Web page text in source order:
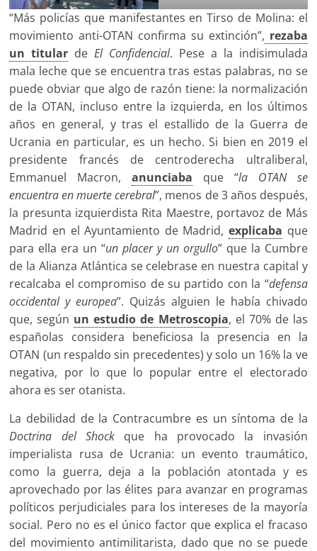
“Más policías que manifestantes en Tirso de Molina: el
movimiento anti-OTAN confirma su extinción”, rezaba
un titular deEl Confidencial. Pese a la indisimulada
mala leche que se encuentra tras estas palabras, no se
puede obviar que algo de razón tiene: la normalización
de la OTAN, incluso entre la izquierda, en los últimos
años en general, y tras el estallido de la Guerra de
Ucrania en particular, es un hecho. Si bien en 2019 el
presidente francés de centroderecha ultraliberal,
Emmanuel Macron,anunciaba que “la OTAN se
encuentra en muerte cerebral”, menos de 3 años después,
la presunta izquierdista Rita Maestre, portavoz de Más
Madrid en el Ayuntamiento de Madrid, explicaba que
para ella era un “un placer y un orgullo” que la Cumbre
de la Alianza Atlántica se celebrase en nuestra capital y
recalcaba el compromiso de su partido con la “defensa
occidental y europea”. Quizás alguien le había chivado
que, según un estudio de Metroscopia, el 70% de las
españolas considera beneficiosa la presencia en la
OTAN (un respaldo sin precedentes) y solo un 16% la ve
negativa, por lo que lo popular entre el electorado
ahora es ser otanista.
La debilidad de la Contracumbre es un síntoma de la
Doctrina del Shock que ha provocado la invasión
imperialista rusa de Ucrania: un evento traumático,
como la guerra, deja a la población atontada y es
aprovechado por las élites para avanzar en programas
políticos perjudiciales para los intereses de la mayoría
social. Pero no es el único factor que explica el fracaso
del movimiento antimilitarista, dado que no se puede